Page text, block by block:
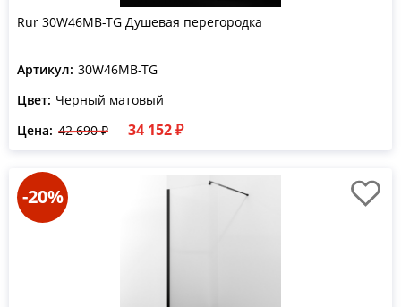
Rur 30W46MB-TG Душевая перегородка
Артикул: 30W46MB-TG
Цвет: Черный матовый
Цена: 42 690 ₽ 34 152 ₽
-20%